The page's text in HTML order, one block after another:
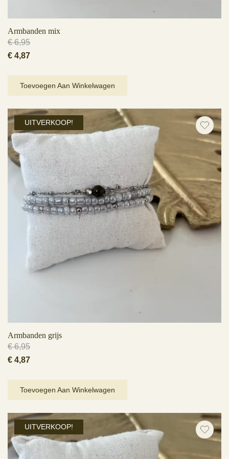
Armbanden mix
€6,95
Oorspronkelijke
was:
€ 6,95.
€ 4,87Huidige
€ 4,87.
Toevoegen Aan Winkelwagen
UITVERKOOP!
Armbanden grijs
€6,95
Oorspronkelijke
was:
€ 6,95.
€ 4,87Huidige
€ 4,87.
Toevoegen Aan Winkelwagen
UITVERKOOP!